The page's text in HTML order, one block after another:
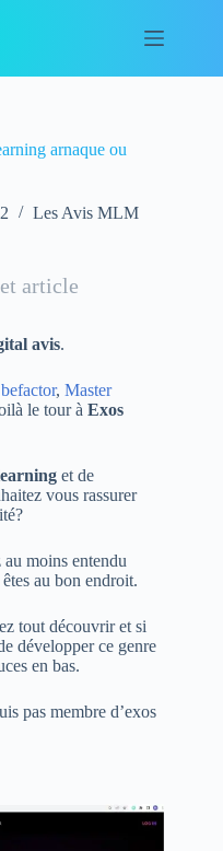
arnaque ou
Les Avis MLM
article
avis.
befactor, Master
le tour à Exos
et de
vous rassurer
au moins entendu
au bon endroit.
tout découvrir et si
développer ce genre
en bas.
pas membre d’exos